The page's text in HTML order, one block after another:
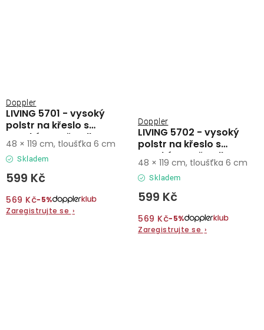
LIVING 5701 - vysoký
polstr na křeslo s
vysokým opěradlem
Doppler
Skladem
599 Kč
569 Kč−5%
Zaregistrujte se ›
48 × 119 cm, tloušťka 6 cm
LIVING 5702 - vysoký
polstr na křeslo s
vysokým opěradlem
Doppler
Skladem
599 Kč
569 Kč−5%
Zaregistrujte se ›
48 × 119 cm, tloušťka 6 cm